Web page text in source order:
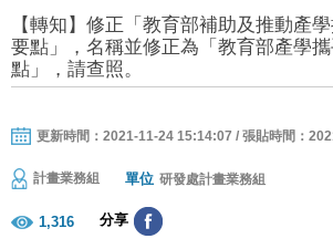
【轉知】修正「教育部補助及推動產
要點」，名稱並修正為「教育部產學
點」，請查照。
更新時間：2021-11-24 15:14:07 / 張貼時間：
計畫業務組 單位 研發處計畫業務組
1,316 分享